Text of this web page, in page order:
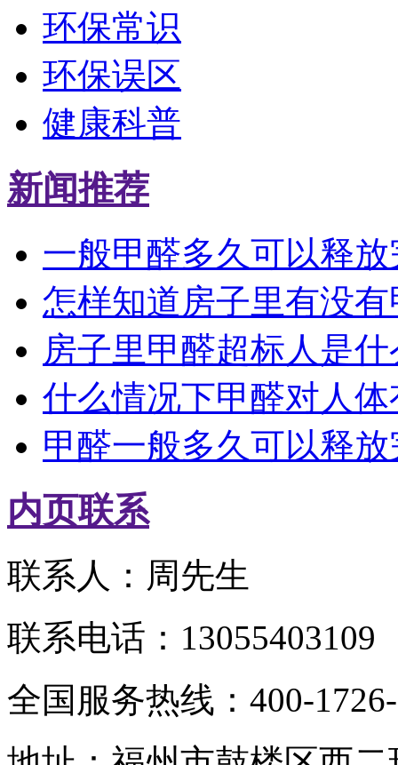
环保常识
环保误区
健康科普
新闻推荐
一般甲醛多久可以释放
怎样知道房子里有没有
房子里甲醛超标人是
什么情况下甲醛对人体
甲醛一般多久可以释放
内页联系
联系人：周先生
联系电话：13055403109
全国服务热线：400-